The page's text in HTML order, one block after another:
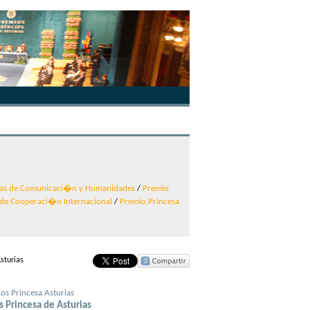
de Comunicaci�n y Humanidades/ Premio
Cooperaci�n Internacional / Premio Princesa
61 62 63
Princesa de Asturias